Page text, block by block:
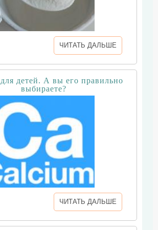
ЧИТАТЬ ДАЛЬШЕ
детей. А вы его правильно
выбираете?
ЧИТАТЬ ДАЛЬШЕ